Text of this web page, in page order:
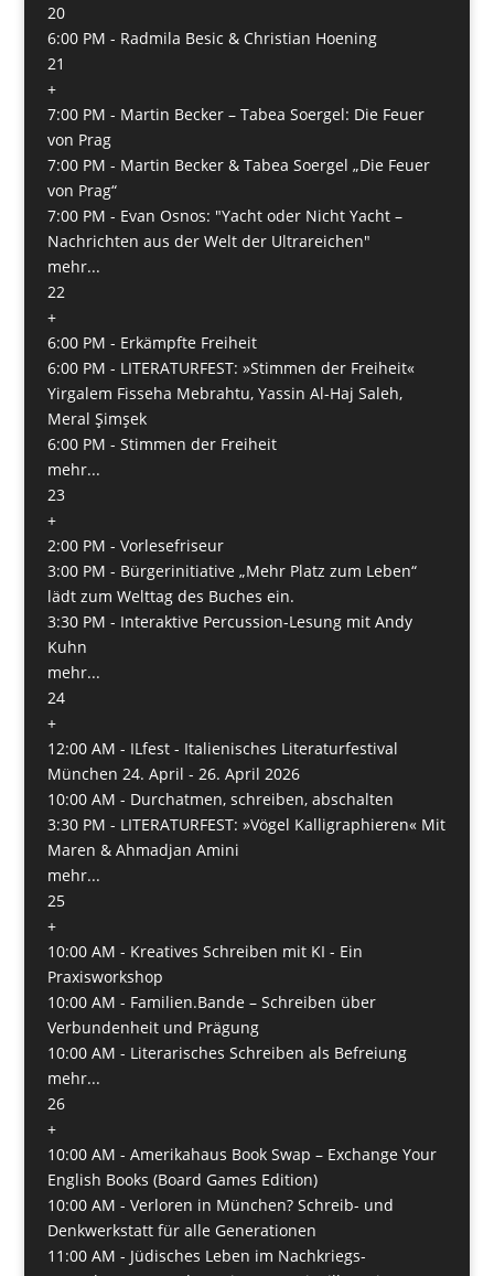
20
6:00 PM - Radmila Besic & Christian Hoening
21
+
7:00 PM - Martin Becker – Tabea Soergel: Die Feuer
von Prag
7:00 PM - Martin Becker & Tabea Soergel „Die Feuer
von Prag“
7:00 PM - Evan Osnos: "Yacht oder Nicht Yacht –
Nachrichten aus der Welt der Ultrareichen"
mehr...
22
+
6:00 PM - Erkämpfte Freiheit
6:00 PM - LITERATURFEST: »Stimmen der Freiheit«
Yirgalem Fisseha Mebrahtu, Yassin Al-Haj Saleh,
Meral Şimşek
6:00 PM - Stimmen der Freiheit
mehr...
23
+
2:00 PM - Vorlesefriseur
3:00 PM - Bürgerinitiative „Mehr Platz zum Leben“
lädt zum Welttag des Buches ein.
3:30 PM - Interaktive Percussion-Lesung mit Andy
Kuhn
mehr...
24
+
12:00 AM - ILfest - Italienisches Literaturfestival
München 24. April - 26. April 2026
10:00 AM - Durchatmen, schreiben, abschalten
3:30 PM - LITERATURFEST: »Vögel Kalligraphieren« Mit
Maren & Ahmadjan Amini
mehr...
25
+
10:00 AM - Kreatives Schreiben mit KI - Ein
Praxisworkshop
10:00 AM - Familien.Bande – Schreiben über
Verbundenheit und Prägung
10:00 AM - Literarisches Schreiben als Befreiung
mehr...
26
+
10:00 AM - Amerikahaus Book Swap – Exchange Your
English Books (Board Games Edition)
10:00 AM - Verloren in München? Schreib- und
Denkwerkstatt für alle Generationen
11:00 AM - Jüdisches Leben im Nachkriegs-